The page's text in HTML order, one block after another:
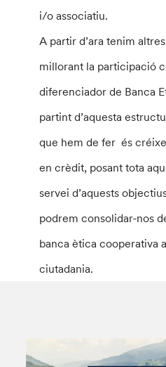
i/o associatiu.
A partir d’ara tenim
millorant la participació
diferenciador de Banca
partint d’aquesta
que hem de fer és
en crèdit, posant tota
servei d’aquests
podrem consolidar-nos
banca ètica cooperativa
ciutadania.